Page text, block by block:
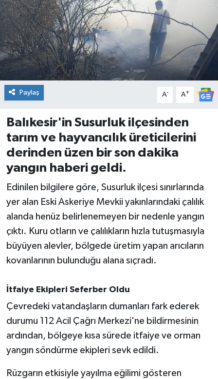
Paylaş A- A+
Balıkesir'in Susurluk ilçesinden
tarım ve hayvancılık üreticilerini
derinden üzen bir son dakika
yangın haberi geldi.
Edinilen bilgilere göre, Susurluk ilçesi sınırlarında
yer alan Eski Askeriye Mevkii yakınlarındaki çalılık
alanda henüz belirlenemeyen bir nedenle yangın
çıktı. Kuru otların ve çalılıkların hızla tutuşmasıyla
büyüyen alevler, bölgede üretim yapan arıcıların
kovanlarının bulunduğu alana sıçradı.
İtfaiye Ekipleri Seferber Oldu
Çevredeki vatandaşların dumanları fark ederek
durumu 112 Acil Çağrı Merkezi'ne bildirmesinin
ardından, bölgeye kısa sürede itfaiye ve orman
yangın söndürme ekipleri sevk edildi.
Rüzgarın etkisiyle yayılma eğilimi gösteren
EĞİTİM
EKONOMİ
Erdek
Gömeç
Gönen
İvrindi
KENT GÜNDEMİ
Kepsut
KÜLTÜR-SANAT
MANŞET
Manyas
OTOMOTİV